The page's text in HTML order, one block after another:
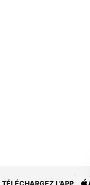
TÉLÉCHARGEZ L’APP